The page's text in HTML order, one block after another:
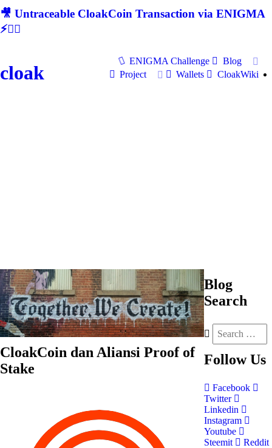
🎥 Untraceable CloakCoin Transaction via ENIGMA
⚡🕵‍♂
cloak
ENIGMA Challenge
Blog
Project
Wallets CloakWiki
CloakCoin dan Aliansi Proof of
Stake
Blog
Search
Follow Us
Facebook
Twitter
Linkedin
Instagram
Youtube
Steemit
Reddit